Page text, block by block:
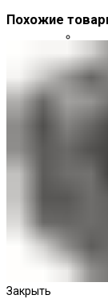
Похожие
Закрыть